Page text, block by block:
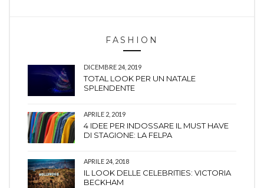
FASHION
DICEMBRE 24, 2019
TOTAL LOOK PER UN NATALE
SPLENDENTE
APRILE 2, 2019
4 IDEE PER INDOSSARE IL MUST HAVE
DI STAGIONE: LA FELPA
APRILE 24, 2018
IL LOOK DELLE CELEBRITIES: VICTORIA
BECKHAM